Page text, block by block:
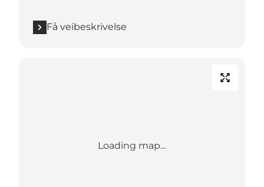
Få veibeskrivelse
Loading map...